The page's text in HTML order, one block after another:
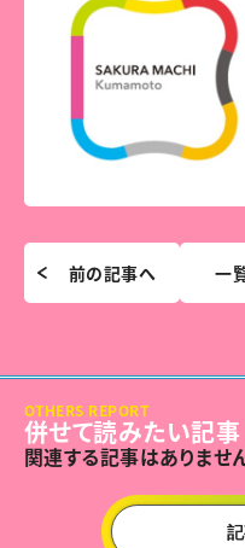
前の記事へ 一
OTHERS REPORT
併せて読みたい記事
関連する記事はありませ